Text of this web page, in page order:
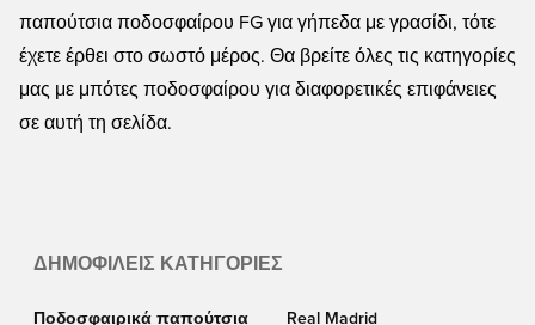
παπούτσια ποδοσφαίρου FG για γήπεδα με γρασίδι, τότε
έχετε έρθει στο σωστό μέρος. Θα βρείτε όλες τις κατηγορίες
μας με μπότες ποδοσφαίρου για διαφορετικές επιφάνειες
σε αυτή τη σελίδα.
ΔΗΜΟΦΙΛΕΊΣ ΚΑΤΗΓΟΡΊΕΣ
Ποδοσφαιρικά παπούτσια Real Madrid